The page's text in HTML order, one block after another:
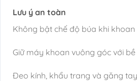
Lưu ý an toàn
Không bật chế độ búa khi
Giữ máy khoan vuông góc với
Đeo kính, khẩu trang và găng tay